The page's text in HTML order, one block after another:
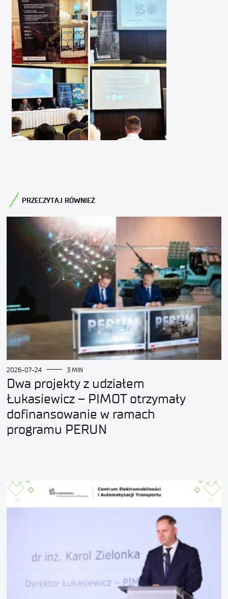
PRZECZYTAJ RÓWNIEŻ
2026-07-24 3 MIN
Dwa projekty z udziałem
Łukasiewicz – PIMOT otrzymały
dofinansowanie w ramach
programu PERUN